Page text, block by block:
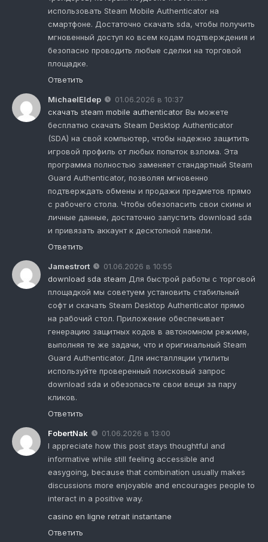
использовать Steam Mobile Authenticator на
смартфоне. Достаточно скачать sda, чтобы получить
мгновенный доступ ко всем кодам подтверждения и
безопасно проводить любые сделки на торговой
площадке.
Ответить
MichaelEldep
01.06.2026 в 10:37
скачать steam mobile authenticator Вы можете
бесплатно скачать Steam Desktop Authenticator
(SDA) на свой компьютер, чтобы надежно защитить
игровой профиль от любых попыток взлома. Эта
программа полностью заменяет стандартный Steam
Guard Authenticator, позволяя мгновенно
подтверждать обмены и продажи предметов прямо
с рабочего стола. Чтобы обезопасить свои скины и
личные данные, достаточно запустить download sda
и привязать аккаунт к десктопной панели.
Ответить
Jamestrort
01.06.2026 в 10:55
download sda steam Для быстрой работы с торговой
площадкой мы советуем установить стабильный
софт и скачать Steam Desktop Authenticator прямо
на рабочий стол. Приложение обеспечивает
генерацию защитных кодов в автономном режиме,
выполняя те же задачи, что и оригинальный Steam
Guard Authenticator. Для инсталляции утилиты
используйте проверенный поисковый запрос
download sda и обезопасьте свои вещи за пару
кликов.
Ответить
FobertNak
01.06.2026 в 13:00
I appreciate how this post stays thoughtful and
informative while still feeling accessible and
easygoing, because that combination usually makes
discussions more enjoyable and encourages people to
interact in a positive way.
casino en ligne retrait instantane
Ответить